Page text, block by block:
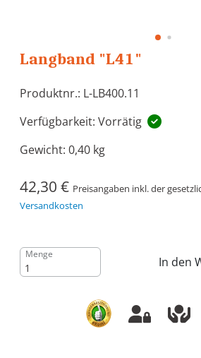
Langband "L41"
Produktnr.: L-LB400.11
Verfügbarkeit: Vorrätig
Gewicht: 0,40 kg
42,30 € Preisangaben inkl. der
Versandkosten
Menge
In den